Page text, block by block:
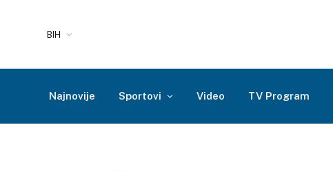
BIH
Najnovije Sportovi Video TV Program